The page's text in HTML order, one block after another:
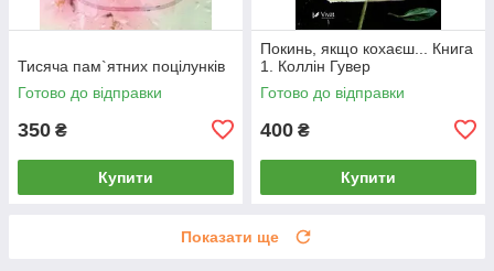
Тисяча пам`ятних поцілунків
Готово до відправки
350 ₴
Купити
Покинь, якщо кохаєш... Книга
1. Коллін Гувер
Готово до відправки
400 ₴
Купити
Показати ще